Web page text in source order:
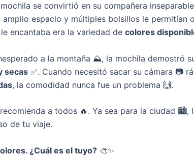
se convirtió en su compañera
espacio y múltiples bolsillos le permitían
encantaba era la variedad de colores
a la montaña ⛰️, la mochila demostró
secas ✅. Cuando necesitó sacar su cámara 📷
, la comodidad nunca fue un problema 🙌.
a todos 🔥. Ya sea para la ciudad 🏙️,
de tu viaje.
¿Cuál es el tuyo? 🎨✨